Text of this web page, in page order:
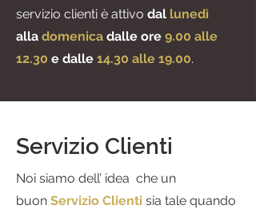
servizio clienti è attivo dal lunedì
alla domenica dalle ore 9.00 alle
12.30 e dalle 14.30 alle 19.00.
Servizio Clienti
Noi siamo dell’ idea che un
buon Servizio Clienti sia tale quando